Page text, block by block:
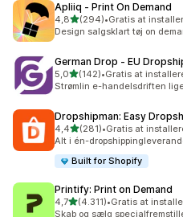
Apliiq ‑ Print On Demand
4,8ud af 5 stjerner
(294)
294 anmeldelser i alt
•Gratis at
Design salgsklart tøj on
German Drop ‑ EU
5,0ud af 5 stjerner
(142)
142 anmeldelser i alt
•Gratis at
Strømlin e-handelsdriften
Dropshipman: Easy
4,4ud af 5 stjerner
(281)
281 anmeldelser i alt
•Gratis at
Alt i én-
Built for Shopify
Printify: Print on Demand
4,7ud af 5 stjerner
(4.311)
4311 anmeldelser i alt
•Gratis at
Skab og sælg